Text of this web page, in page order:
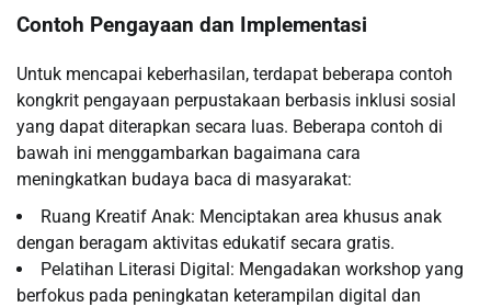
Contoh Pengayaan dan Implementasi
Untuk mencapai keberhasilan, terdapat beberapa contoh
kongkrit pengayaan perpustakaan berbasis inklusi sosial
yang dapat diterapkan secara luas. Beberapa contoh di
bawah ini menggambarkan bagaimana cara
meningkatkan budaya baca di masyarakat:
Ruang Kreatif Anak: Menciptakan area khusus anak
dengan beragam aktivitas edukatif secara gratis.
Pelatihan Literasi Digital: Mengadakan workshop yang
berfokus pada peningkatan keterampilan digital dan